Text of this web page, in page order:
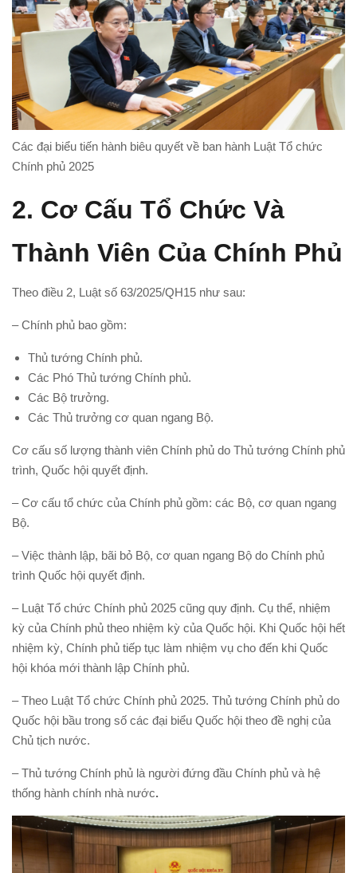
Các đại biểu tiến hành biêu quyết về ban hành Luật Tổ chức
Chính phủ 2025
2. Cơ Cấu Tổ Chức Và
Thành Viên Của Chính Phủ
Theo điều 2, Luật số 63/2025/QH15 như sau:
– Chính phủ bao gồm:
Thủ tướng Chính phủ.
Các Phó Thủ tướng Chính phủ.
Các Bộ trưởng.
Các Thủ trưởng cơ quan ngang Bộ.
Cơ cấu số lượng thành viên Chính phủ do Thủ tướng Chính phủ
trình, Quốc hội quyết định.
– Cơ cấu tổ chức của Chính phủ gồm: các Bộ, cơ quan ngang
Bộ.
– Việc thành lập, bãi bỏ Bộ, cơ quan ngang Bộ do Chính phủ
trình Quốc hội quyết định.
– Luật Tổ chức Chính phủ 2025 cũng quy định. Cụ thể, nhiệm
kỳ của Chính phủ theo nhiệm kỳ của Quốc hội. Khi Quốc hội hết
nhiệm kỳ, Chính phủ tiếp tục làm nhiệm vụ cho đến khi Quốc
hội khóa mới thành lập Chính phủ.
– Theo Luật Tổ chức Chính phủ 2025. Thủ tướng Chính phủ do
Quốc hội bầu trong số các đại biểu Quốc hội theo đề nghị của
Chủ tịch nước.
– Thủ tướng Chính phủ là người đứng đầu Chính phủ và hệ
thống hành chính nhà nước.